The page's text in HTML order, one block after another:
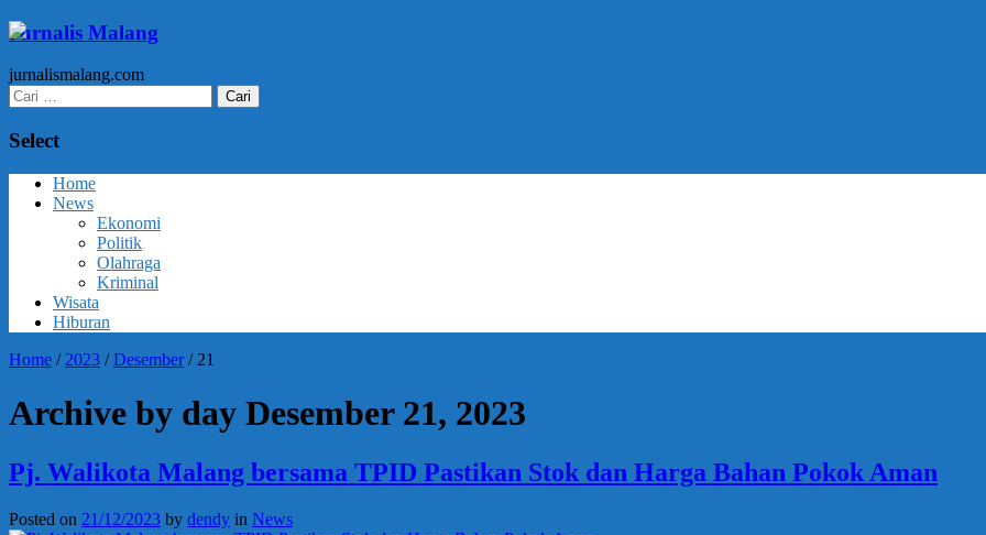
Jurnalis Malang
jurnalismalang.com
Cari
untuk:
Select
Home
News
Ekonomi
Politik
Olahraga
Kriminal
Wisata
Hiburan
Home / 2023 /Desember / 21
Archive by day Desember 21, 2023
Pj. Walikota Malang bersama TPID Pastikan Stok dan Harga Bahan Pokok Aman
Posted on 21/12/2023 by dendy in News